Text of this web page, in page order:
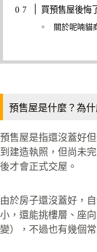
買預售屋後悔
關於呢喃貓
預售屋是什麼？為
預售屋是指還沒蓋好
到建造執照，但尚未
後才會正式交屋。
由於房子還沒蓋好，
小，還能挑樓層、座
變），不過也有幾個